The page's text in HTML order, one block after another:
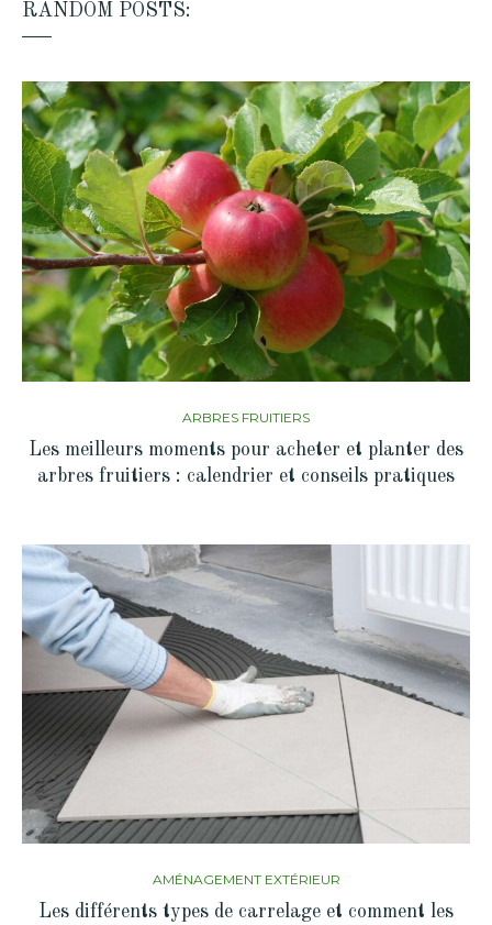
RANDOM POSTS:
ARBRES FRUITIERS
Les meilleurs moments pour acheter et planter des
arbres fruitiers : calendrier et conseils pratiques
AMÉNAGEMENT EXTÉRIEUR
Les différents types de carrelage et comment les